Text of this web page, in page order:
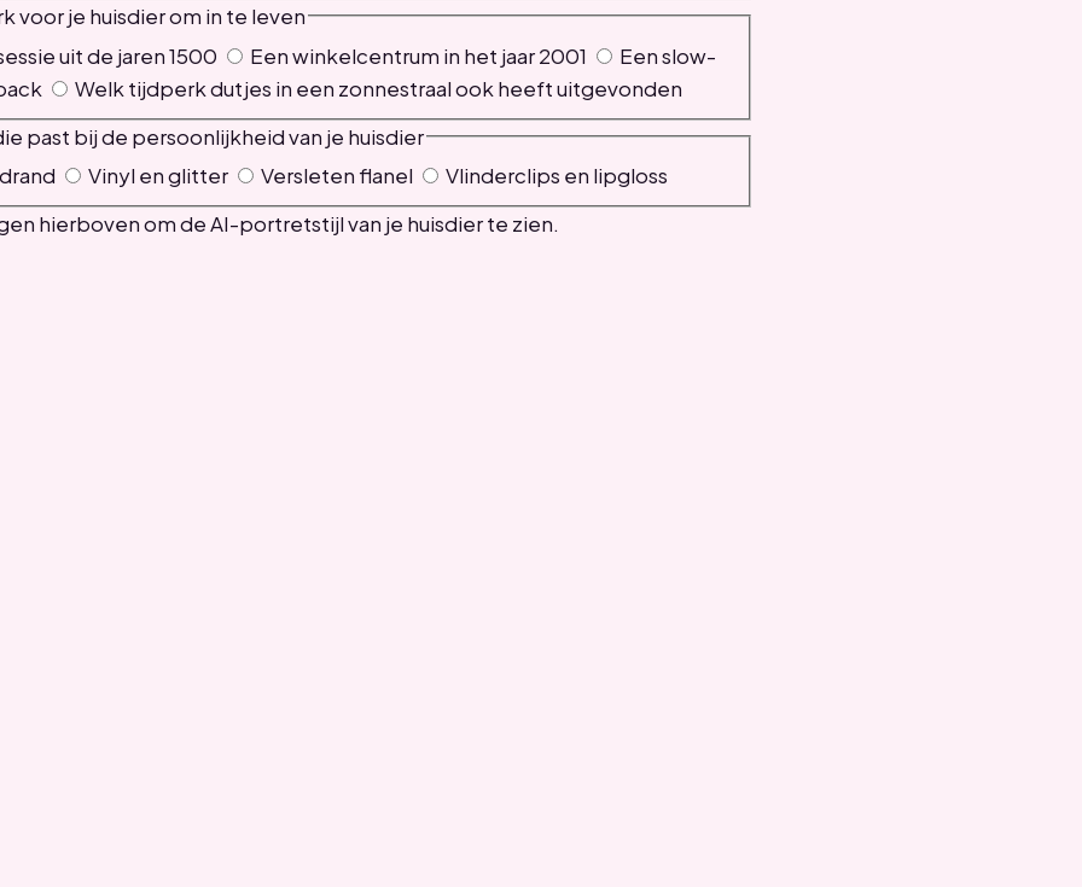
voor je huisdier om in te leven
uit de jaren 1500
Een winkelcentrum in het jaar 2001
Een slow-
Welk tijdperk dutjes in een zonnestraal ook heeft uitgevonden
past bij de persoonlijkheid van je huisdier
Vinyl en glitter Versleten flanel
Vlinderclips en lipgloss
hierboven om de AI-portretstijl van je huisdier te zien.